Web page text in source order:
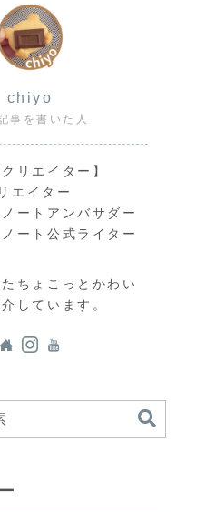
chiyo
事を書いた人
リエイター】
エイター
ートアンバサダー
ート公式ライター
ちょこっとかわい
しています。